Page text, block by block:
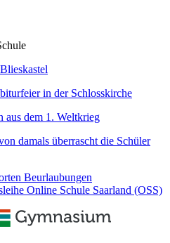
in der Schlosskirche
aus dem 1. Weltkrieg
damals überrascht die Schüler
Beurlaubungen
Online Schule Saarland (OSS)